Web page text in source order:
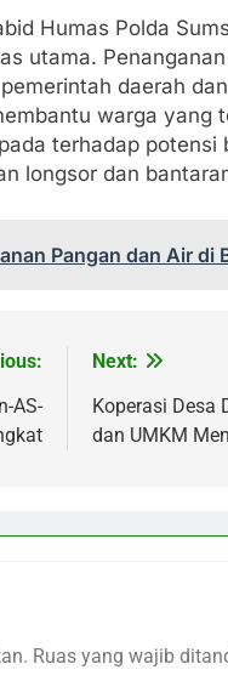
Humas Polda
utama.
daerah
warga yang
terhadap potensi
longsor dan
Pangan dan Air di
AS-
Next:
Koperasi Desa
dan UMKM
Ruas yang wajib